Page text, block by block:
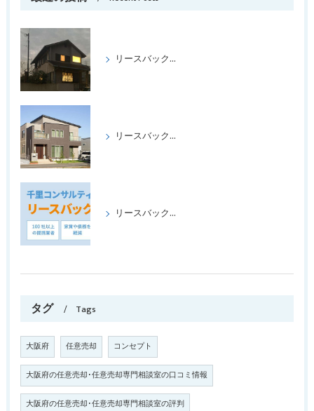
リースバックをして喜ばれたケース パートⅢ
リースバックをして、喜ばれたケース、パートⅡ
リースバックの成功事例パート1
タグ Tags
大阪府 任意売却 コンセプト
大阪府の任意売却･任意売却専門相談室の口コミ情報
大阪府の任意売却･任意売却専門相談室の評判